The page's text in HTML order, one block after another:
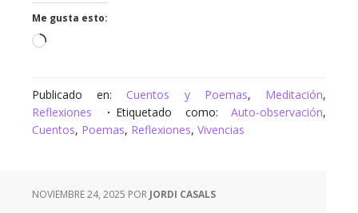
Me gusta esto:
Cargando...
Publicado en: Cuentos y Poemas, Meditación,
Reflexiones
Etiquetado como:Auto-observación,
Cuentos, Poemas, Reflexiones, Vivencias
NOVIEMBRE 24, 2025 POR JORDI CASALS